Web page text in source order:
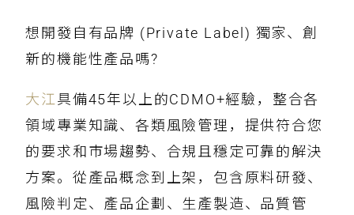
想開發自有品牌 (Private Label) 獨家、創
新的機能性產品嗎?
大江 具備45年以上的CDMO+經驗，整合各
領域專業知識、各類風險管理，提供符合您
的要求和市場趨勢、合規且穩定可靠的解決
方案。從產品概念到上架，包含原料研發、
風險判定、產品企劃、生產製造、品質管